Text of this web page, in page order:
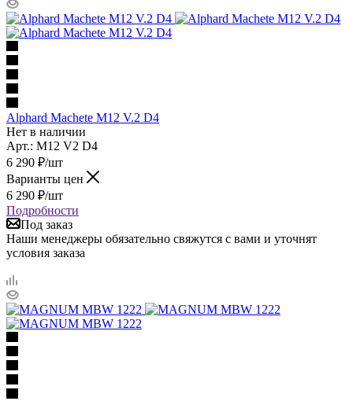
Alphard Machete M12 V.2 D4
Нет в наличии
Арт.: M12 V2 D4
6 290 ₽/шт
Варианты цен
6 290 ₽/шт
Подробности
Под заказ
Наши менеджеры обязательно свяжутся с вами и уточнят
условия заказа